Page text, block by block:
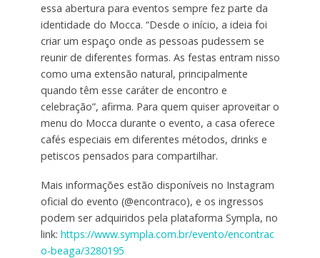
essa abertura para eventos sempre fez parte da
identidade do Mocca. “Desde o início, a ideia foi
criar um espaço onde as pessoas pudessem se
reunir de diferentes formas. As festas entram nisso
como uma extensão natural, principalmente
quando têm esse caráter de encontro e
celebração”, afirma. Para quem quiser aproveitar o
menu do Mocca durante o evento, a casa oferece
cafés especiais em diferentes métodos, drinks e
petiscos pensados para compartilhar.
Mais informações estão disponíveis no Instagram
oficial do evento (@encontraco), e os ingressos
podem ser adquiridos pela plataforma Sympla, no
link: https://www.sympla.com.br/evento/encontrac
o-beaga/3280195